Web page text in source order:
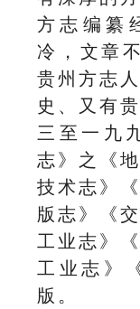
方志编纂
冷，文章
贵州方志
史、又有
三至一九
志》之《
技术志》
版志》《
工业志》
工业志》
版。